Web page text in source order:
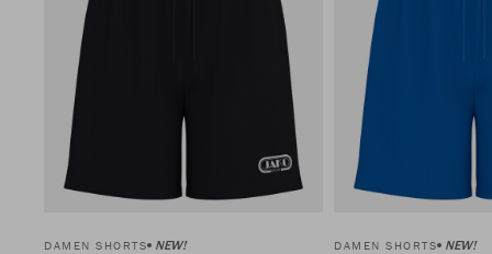
DAMEN SHORTS NEW! DAMEN SHORTS NEW!